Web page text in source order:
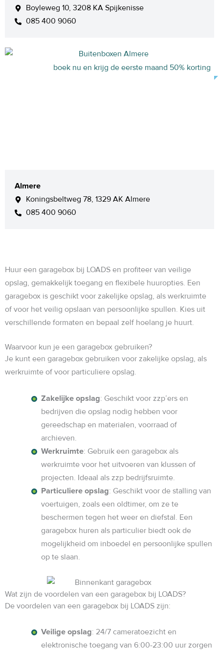
Boyleweg 10, 3208 KA Spijkenisse
085 400 9060
boek nu en krijg de eerste maand 50% korting
Almere
Koningsbeltweg 78, 1329 AK Almere
085 400 9060
Huur een garagebox bij LOADS en profiteer van veilige
opslag, gemakkelijk toegang en flexibele huuropties. Een
garagebox is geschikt voor zakelijke opslag, als werkruimte
of voor het veilig opslaan van persoonlijke spullen. Kies uit
verschillende formaten en bepaal zelf hoelang je huurt.
Waarvoor kun je een garagebox gebruiken?
Je kunt een garagebox gebruiken voor zakelijke opslag, als
werkruimte of voor particuliere opslag.
Zakelijke opslag: Geschikt voor zzp’ers en
bedrijven die opslag nodig hebben voor
gereedschap en materialen, voorraad of
archieven.
Werkruimte: Gebruik een garagebox als
werkruimte voor het uitvoeren van klussen of
projecten. Ideaal als zzp bedrijfsruimte.
Particuliere opslag: Geschikt voor de stalling van
voertuigen, zoals een oldtimer, om ze te
beschermen tegen het weer en diefstal. Een
garagebox huren als particulier biedt ook de
mogelijkheid om inboedel en persoonlijke spullen
op te slaan.
Wat zijn de voordelen van een garagebox bij LOADS?
De voordelen van een garagebox bij LOADS zijn:
Veilige opslag: 24/7 cameratoezicht en
elektronische toegang van 6:00-23:00 uur zorgen